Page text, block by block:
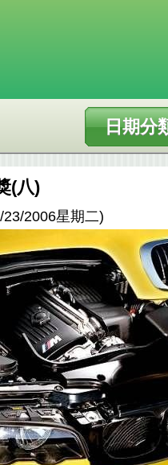
日期分
(八)
2006星期二)